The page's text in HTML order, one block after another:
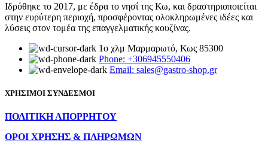
Ιδρύθηκε το 2017, με έδρα το νησί της Κω, και δραστηριοποιείται
στην ευρύτερη περιοχή, προσφέροντας ολοκληρωμένες ιδέες και
λύσεις στον τομέα της επαγγελματικής κουζίνας.
1ο χλμ Μαρμαρωτό, Κως 85300
Phone: +306945550406
Email: sales@gastro-shop.gr
ΧΡΗΣΙΜΟΙ ΣΥΝΔΕΣΜΟΙ
ΠΟΛΙΤΙΚΗ ΑΠΟΡΡΗΤΟΥ
ΟΡΟΙ ΧΡΗΣΗΣ & ΠΛΗΡΩΜΩΝ